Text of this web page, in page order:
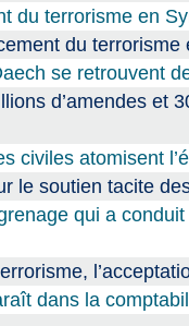
du terrorisme en
du terrorisme
se retrouvent
d’amendes et
civiles atomisent
le soutien tacite
qui a
dans la